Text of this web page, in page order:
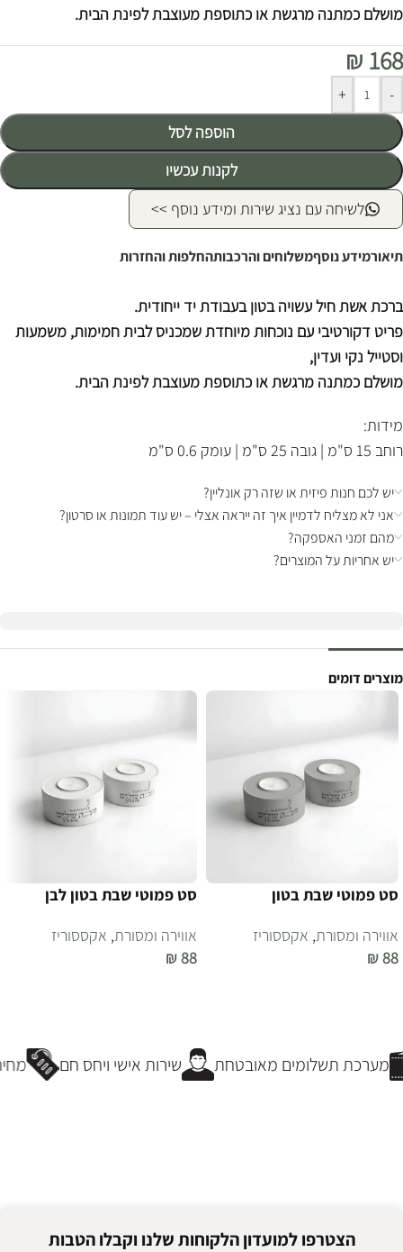
מושלם כמתנה מרגשת או כתוספת מעוצבת לפינת הבית.
₪ 168
-
+
הוספה לסל
לקנות עכשיו
Alternative:
לשיחה עם נציג שירות ומידע נוסף >>
תיאורמידע נוסףמשלוחים והרכבותהחלפות והחזרות
ברכת אשת חיל עשויה בטון בעבודת יד ייחודית.
פריט דקורטיבי עם נוכחות מיוחדת שמכניס לבית חמימות, משמעות
וסטייל נקי ועדין,
מושלם כמתנה מרגשת או כתוספת מעוצבת לפינת הבית.
מידות:
רוחב 15 ס"מ | גובה 25 ס"מ | עומק 0.6 ס"מ
יש לכם חנות פיזית או שזה רק אונליין?
אני לא מצליח לדמיין איך זה ייראה אצלי – יש עוד תמונות או סרטון?
מהם זמני האספקה?
יש אחריות על המוצרים?
מוצרים דומים
סט פמוטי שבת בטון
אווירה ומסורת, אקססוריז
₪88
סט פמוטי שבת בטון לבן
אווירה ומסורת, אקססוריז
₪88
שירות אישי ויחס חם מערכת תשלומים מאובטחת
הצטרפו למועדון הלקוחות שלנו וקבלו הטבות